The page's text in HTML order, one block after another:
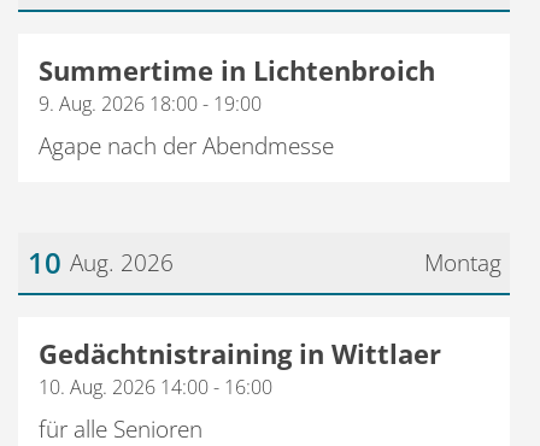
Summertime in Lichtenbroich
9. Aug. 2026 18:00 - 19:00
Agape nach der Abendmesse
Montag
10 Aug. 2026
Gedächtnistraining in Wittlaer
10. Aug. 2026 14:00 - 16:00
für alle Senioren